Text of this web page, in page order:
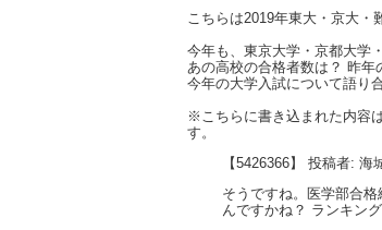
こちらは2019年東大・京大・
今年も、東京大学・京都大学
あの高校の合格者数は？ 昨
今年の大学入試について語り
※こちらに書き込まれた内容
す。
【5426366】 投稿者: 海
そうですね。医学部合
んですかね？ ランキン